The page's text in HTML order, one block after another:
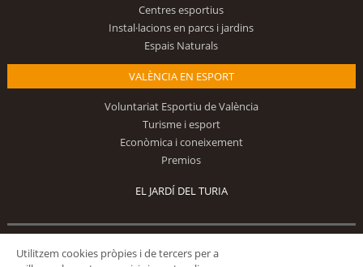
Centres esportius
Instal·lacions en parcs i jardins
Espais Naturals
VALÈNCIA EN ESPORT
Voluntariat Esportiu de València
Turisme i esport
Econòmica i coneixement
Premios
EL JARDÍ DEL TURIA
Utilitzem cookies pròpies i de tercers per a